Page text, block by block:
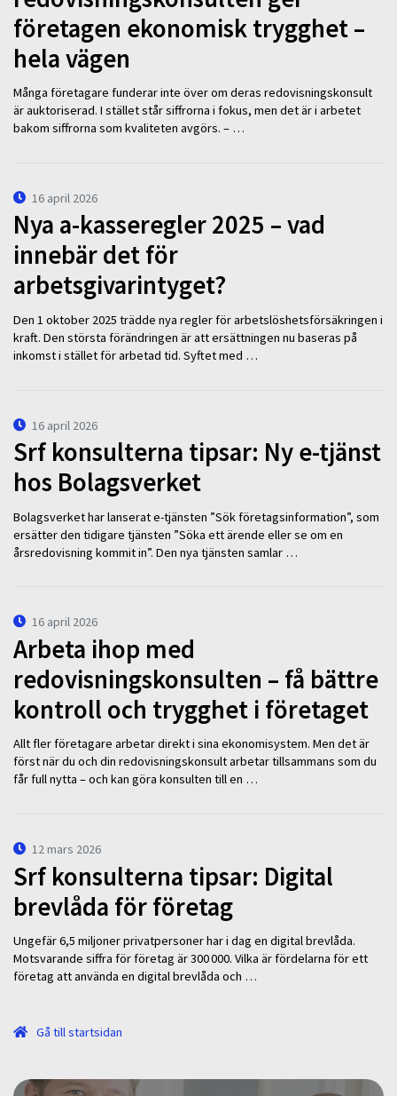
företagen ekonomisk trygghet –
hela vägen
Många företagare funderar inte över om deras redovisningskonsult
är auktoriserad. I stället står siffrorna i fokus, men det är i arbetet
bakom siffrorna som kvaliteten avgörs. – …
16 april 2026
Nya a-kasseregler 2025 – vad
innebär det för
arbetsgivarintyget?
Den 1 oktober 2025 trädde nya regler för arbetslöshetsförsäkringen i
kraft. Den största förändringen är att ersättningen nu baseras på
inkomst i stället för arbetad tid. Syftet med …
16 april 2026
Srf konsulterna tipsar: Ny e-tjänst
hos Bolagsverket
Bolagsverket har lanserat e-tjänsten ”Sök företagsinformation”, som
ersätter den tidigare tjänsten ”Söka ett ärende eller se om en
årsredovisning kommit in”. Den nya tjänsten samlar …
16 april 2026
Arbeta ihop med
redovisningskonsulten – få bättre
kontroll och trygghet i företaget
Allt fler företagare arbetar direkt i sina ekonomisystem. Men det är
först när du och din redovisningskonsult arbetar tillsammans som du
får full nytta – och kan göra konsulten till en …
12 mars 2026
Srf konsulterna tipsar: Digital
brevlåda för företag
Ungefär 6,5 miljoner privatpersoner har i dag en digital brevlåda.
Motsvarande siffra för företag är 300 000. Vilka är fördelarna för ett
företag att använda en digital brevlåda och …
Gå till startsidan